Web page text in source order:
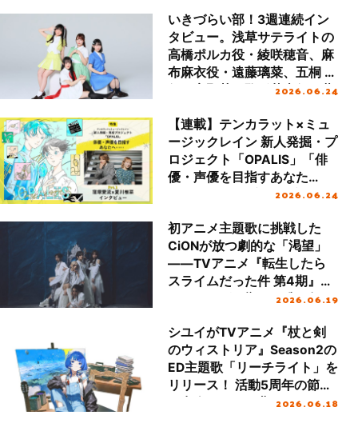
BD発売を記念して、伊達さゆ
り、絵森 彩、結那に当時の想
いを聞く
いきづらい部！3週連続イン
タビュー。浅草サテライトの
高橋ポルカ役・綾咲穂音、麻
布麻衣役・遠藤璃菜、五桐 玲
役・宮野芹、駒形花火役・藤
いて語り尽くす！
2026.06.24
【連載】テンカラット×ミュ
ージックレイン 新人発掘・プ
ロジェクト「OPALIS」「俳
優・声優を目指すあなた
へ……」 Part.I 窪塚愛流×夏川
夏川椎菜インタビュー（前
編）
2026.06.24
初アニメ主題歌に挑戦した
CiONが放つ劇的な「渇望」
――TVアニメ『転生したら
スライムだった件 第4期』エ
ンディングに響く、唯一無二
魅力とは？
2026.06.19
シユイがTVアニメ『杖と剣
のウィストリア』Season2の
ED主題歌「リーチライト」を
リリース！ 活動5周年の節目
に出会ったこの曲をどのよう
2026.06.18